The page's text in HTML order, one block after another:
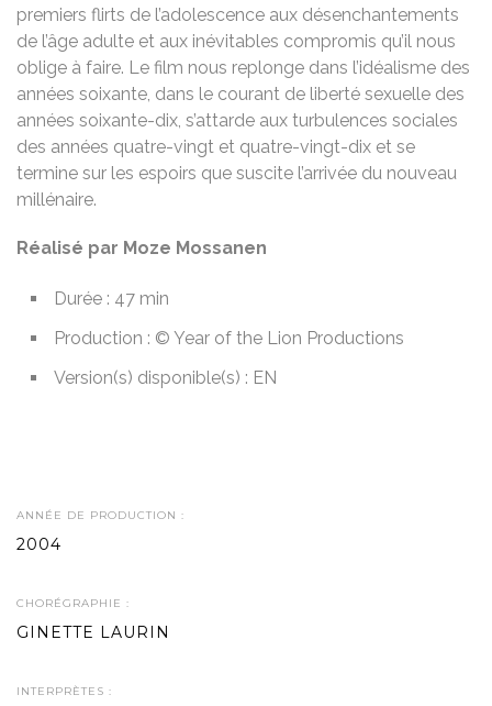
premiers flirts de l’adolescence aux désenchantements
de l’âge adulte et aux inévitables compromis qu’il nous
oblige à faire. Le film nous replonge dans l’idéalisme des
années soixante, dans le courant de liberté sexuelle des
années soixante-dix, s’attarde aux turbulences sociales
des années quatre-vingt et quatre-vingt-dix et se
termine sur les espoirs que suscite l’arrivée du nouveau
millénaire.
Réalisé par Moze Mossanen
Durée : 47 min
Production : © Year of the Lion Productions
Version(s) disponible(s) : EN
ANNÉE DE PRODUCTION :
2004
CHORÉGRAPHIE :
GINETTE LAURIN
INTERPRÈTES :